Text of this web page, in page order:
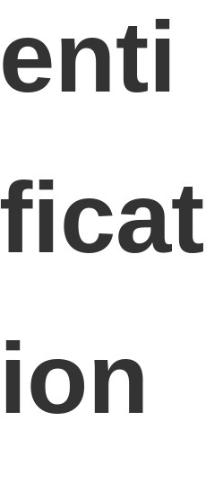
enti
ficat
ion